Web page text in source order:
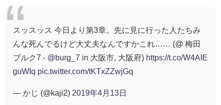
スッスッス 今日より第3章。先に見に行った人たちみ
んな死んでるけど大丈夫なんですかこれ…… (@ 梅田
ブルク7 - @burg_7 in 大阪市, 大阪府) https://t.co/W4AIE
guWIq pic.twitter.com/tKTxZZwjGq
— かじ (@kaji2) 2019年4月13日